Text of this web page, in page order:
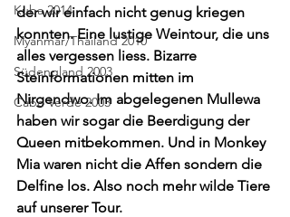
Kuba 2014
Myanmar/Thailand 2010
Südengland 2003
Cabo Verde 2003
der wir einfach nicht genug kriegen
konnten. Eine lustige Weintour, die uns
alles vergessen liess. Bizarre
Steinformationen mitten im
Nirgendwo. Im abgelegenen Mullewa
haben wir sogar die Beerdigung der
Queen mitbekommen. Und in Monkey
Mia waren nicht die Affen sondern die
Delfine los. Also noch mehr wilde Tiere
auf unserer Tour.